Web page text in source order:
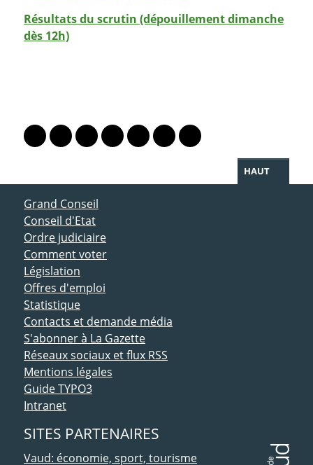
Résultats du scrutin (dépouillement dimanche
dès 12h)
Lien vers le profil Mastodon
Lien vers le profil Bluesky
Lien vers le profil Instagram
Lien vers le profil Linkedin
Lien vers le profil Facebook
Lien vers le profil Twitter
Partager par WhatsApp
HAUT
ACCÈS DIRECT
Grand Conseil
Conseil d'Etat
Ordre judiciaire
Comment voter
Législation
Offres d'emploi
Statistique
Contacts et demande média
S'abonner à La Gazette
Réseaux sociaux et flux RSS
Mentions légales
Guide TYPO3
Intranet
SITES PARTENAIRES
Vaud: économie, sport, tourisme